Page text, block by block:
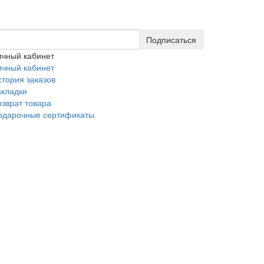
Подписаться
кабинет
кабинет
заказов
товара
сертификаты